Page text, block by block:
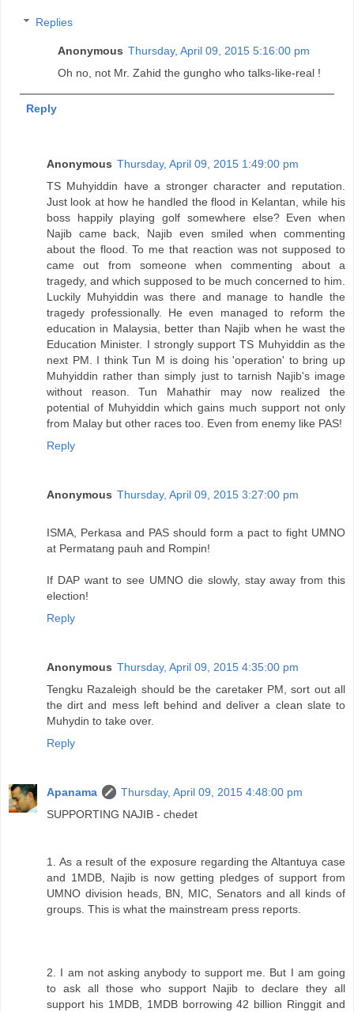
Replies
Anonymous Thursday, April 09, 2015 5:16:00 pm
Oh no, not Mr. Zahid the gungho who talks-like-real !
Reply
Anonymous Thursday, April 09, 2015 1:49:00 pm
TS Muhyiddin have a stronger character and reputation.
Just look at how he handled the flood in Kelantan, while his
boss happily playing golf somewhere else? Even when
Najib came back, Najib even smiled when commenting
about the flood. To me that reaction was not supposed to
came out from someone when commenting about a
tragedy, and which supposed to be much concerned to him.
Luckily Muhyiddin was there and manage to handle the
tragedy professionally. He even managed to reform the
education in Malaysia, better than Najib when he wast the
Education Minister. I strongly support TS Muhyiddin as the
next PM. I think Tun M is doing his 'operation' to bring up
Muhyiddin rather than simply just to tarnish Najib's image
without reason. Tun Mahathir may now realized the
potential of Muhyiddin which gains much support not only
from Malay but other races too. Even from enemy like PAS!
Reply
Anonymous Thursday, April 09, 2015 3:27:00 pm
ISMA, Perkasa and PAS should form a pact to fight UMNO
at Permatang pauh and Rompin!
If DAP want to see UMNO die slowly, stay away from this
election!
Reply
Anonymous Thursday, April 09, 2015 4:35:00 pm
Tengku Razaleigh should be the caretaker PM, sort out all
the dirt and mess left behind and deliver a clean slate to
Muhydin to take over.
Reply
Apanama
Thursday, April 09, 2015 4:48:00 pm
SUPPORTING NAJIB - chedet
1. As a result of the exposure regarding the Altantuya case
and 1MDB, Najib is now getting pledges of support from
UMNO division heads, BN, MIC, Senators and all kinds of
groups. This is what the mainstream press reports.
2. I am not asking anybody to support me. But I am going
to ask all those who support Najib to declare they all
support his 1MDB, 1MDB borrowing 42 billion Ringgit and